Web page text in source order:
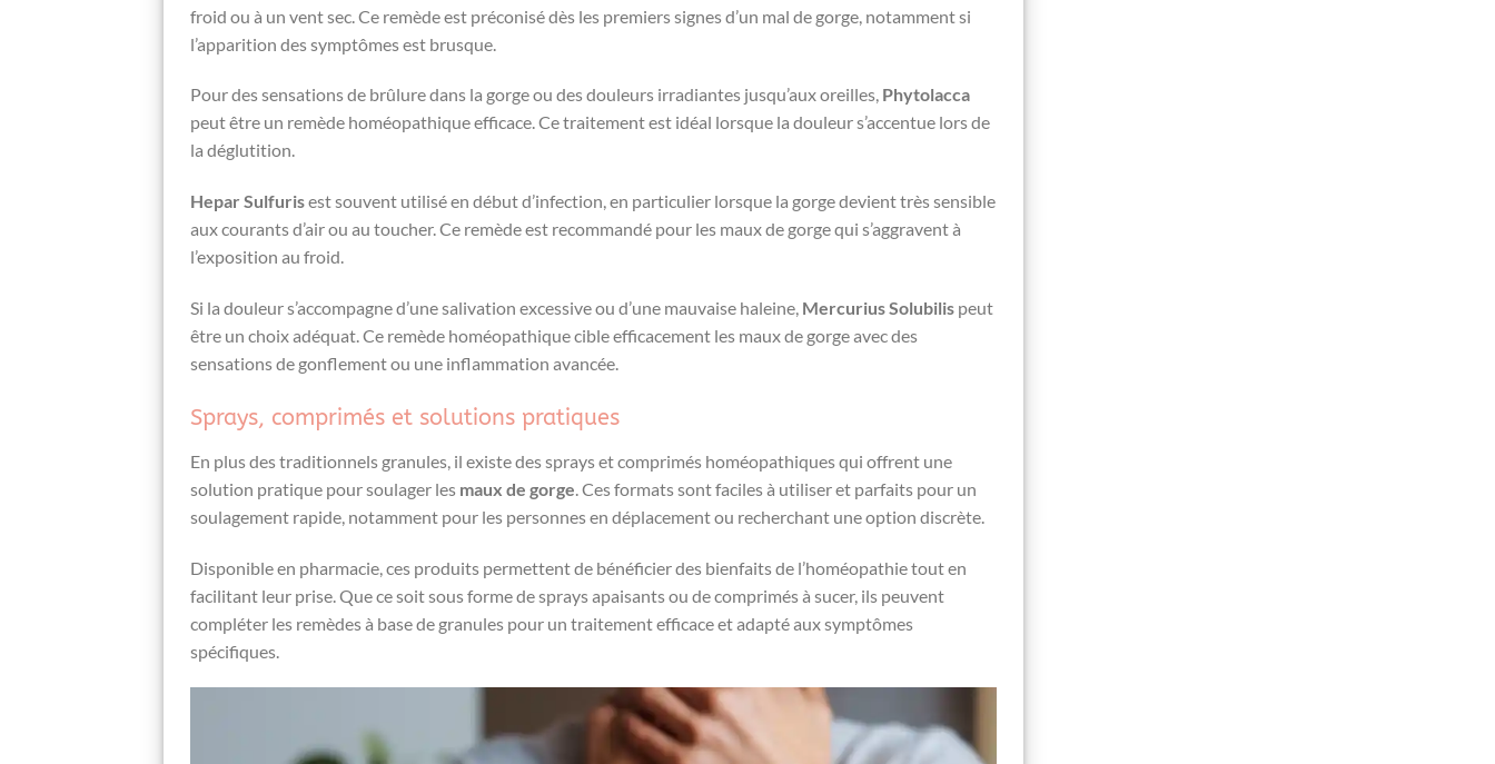
froid ou à un vent sec. Ce remède est préconisé dès les premiers signes d’un mal de gorge, notamment si
l’apparition des symptômes est brusque.
Pour des sensations de brûlure dans la gorge ou des douleurs irradiantes jusqu’aux oreilles, Phytolacca
peut être un remède homéopathique efficace. Ce traitement est idéal lorsque la douleur s’accentue lors de
la déglutition.
Hepar Sulfurisest souvent utilisé en début d’infection, en particulier lorsque la gorge devient très sensible
aux courants d’air ou au toucher. Ce remède est recommandé pour les maux de gorge qui s’aggravent à
l’exposition au froid.
Si la douleur s’accompagne d’une salivation excessive ou d’une mauvaise haleine, Mercurius Solubilis peut
être un choix adéquat. Ce remède homéopathique cible efficacement les maux de gorge avec des
sensations de gonflement ou une inflammation avancée.
Sprays, comprimés et solutions pratiques
En plus des traditionnels granules, il existe des sprays et comprimés homéopathiques qui offrent une
solution pratique pour soulager les maux de gorge. Ces formats sont faciles à utiliser et parfaits pour un
soulagement rapide, notamment pour les personnes en déplacement ou recherchant une option discrète.
Disponible en pharmacie, ces produits permettent de bénéficier des bienfaits de l’homéopathie tout en
facilitant leur prise. Que ce soit sous forme de sprays apaisants ou de comprimés à sucer, ils peuvent
compléter les remèdes à base de granules pour un traitement efficace et adapté aux symptômes
spécifiques.